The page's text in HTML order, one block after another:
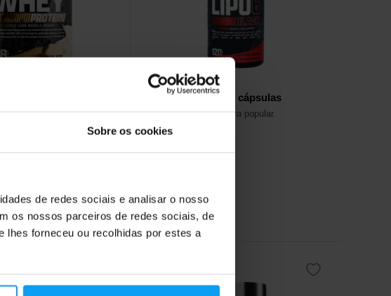
Sobre os cookies
de redes sociais e analisar o nosso
os nossos parceiros de redes sociais, de
lhes forneceu ou recolhidas por estes a
de leite de alta
Nutrex
LIPO-6 Black 120 cápsulas
Queimador de gordura popular.
41,49€
Fora de stock